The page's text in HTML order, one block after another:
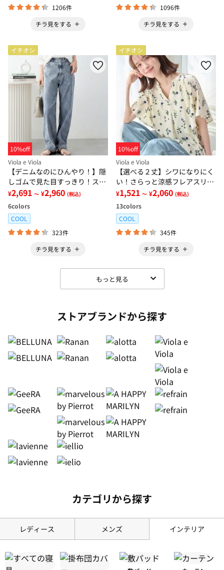
1206件
チラ見をする
1096件
チラ見をする
イチオシ
10%off
Viola e Viola
【デニムなのにひんやり！】隠
しゴムで見た目すっきり！スト
レッチ楽ちんデニム
¥2,691 ～ ¥2,960 (税込)
6colors
COOL
323件
チラ見をする
イチオシ
10%off
Viola e Viola
【選べる２丈】シワになりにく
い！さらっと涼感フレアスリー
ブブラウス
¥1,521 ～ ¥2,060 (税込)
13colors
COOL
345件
チラ見をする
もっと見る
ストアブランドから探す
カテゴリから探す
レディース メンズ インテリア